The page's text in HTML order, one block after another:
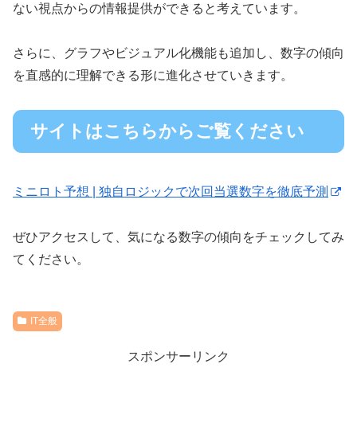
ない視点からの情報提供ができると考えています。
さらに、グラフやビジュアル化機能も追加し、数字の傾向
を直感的に理解できる形に進化させていきます。
サイトはこちらからご覧ください
ミニロト予想 | 独自ロジックで次回当選数字を徹底予測
ぜひアクセスして、気になる数字の傾向をチェックしてみ
てください。
IT全般
スポンサーリンク